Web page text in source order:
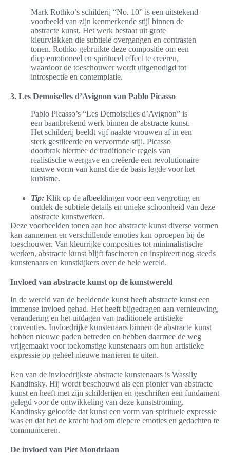
Mark Rothko’s schilderij “No. 10” is een uitstekend
voorbeeld van zijn kenmerkende stijl binnen de
abstracte kunst. Het werk bestaat uit grote
kleurvlakken die subtiele overgangen en contrasten
tonen. Rothko gebruikte deze compositie om een
diep emotioneel en spiritueel effect te creëren,
waardoor de toeschouwer wordt uitgenodigd tot
introspectie en contemplatie.
3. Les Demoiselles d’Avignon van Pablo Picasso
Pablo Picasso’s “Les Demoiselles d’Avignon” is
een baanbrekend werk binnen de abstracte kunst.
Het schilderij beeldt vijf naakte vrouwen af in een
sterk gestileerde en vervormde stijl. Picasso
doorbrak hiermee de traditionele regels van
realistische weergave en creëerde een revolutionaire
nieuwe vorm van kunst die de basis legde voor het
kubisme.
Tip: Klik op de afbeeldingen voor een vergroting en
ontdek de subtiele details en unieke schoonheid van deze
abstracte kunstwerken.
Deze voorbeelden tonen aan hoe abstracte kunst diverse vormen
kan aannemen en verschillende emoties kan oproepen bij de
toeschouwer. Van kleurrijke composities tot minimalistische
werken, abstracte kunst blijft fascineren en inspireert nog steeds
kunstenaars en kunstkijkers over de hele wereld.
Invloed van abstracte kunst op de kunstwereld
In de wereld van de beeldende kunst heeft abstracte kunst een
immense invloed gehad. Het heeft bijgedragen aan vernieuwing,
verandering en het uitdagen van traditionele artistieke
conventies. Invloedrijke kunstenaars binnen de abstracte kunst
hebben nieuwe paden betreden en hebben daarmee de weg
vrijgemaakt voor toekomstige kunstenaars om hun artistieke
expressie op geheel nieuwe manieren te uiten.
Een van de invloedrijkste abstracte kunstenaars is Wassily
Kandinsky. Hij wordt beschouwd als een pionier van abstracte
kunst en heeft met zijn schilderijen en geschriften een fundament
gelegd voor de ontwikkeling van deze kunststroming.
Kandinsky geloofde dat kunst een vorm van spirituele expressie
was en dat het de kracht had om diepere emoties en gedachten te
communiceren.
De invloed van Piet Mondriaan